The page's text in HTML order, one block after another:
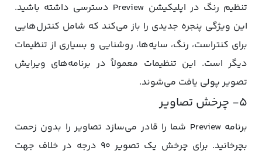
تنظیم رنگ در اپلیکیشن Preview دسترسی داشته باشید.
این ویژگی پنجره جدیدی را باز می‌کند که شامل کنترل‌هایی
برای کنتراست، رنگ، سایه‌ها، روشنایی و بسیاری از تنظیمات
دیگر است. این تنظیمات معمولاً در برنامه‌های ویرایش
تصویر پولی یافت می‌شوند.
۵- چرخش تصاویر
برنامه Preview شما را قادر می‌سازد تصاویر را بدون زحمت
بچرخانید. برای چرخش یک تصویر ۹۰ درجه در خلاف جهت